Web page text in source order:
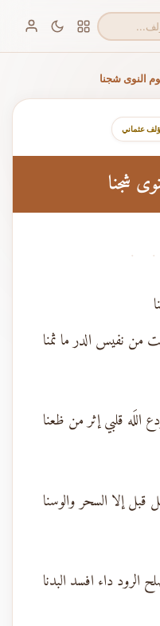
النوى شجنا
عثماني
شجنا
·
نفيس الدر ما ثمنا
اللَه قلبي إثر من ظعنا
قبل إلا السحر والوسنا
الرود داء افسد البدنا